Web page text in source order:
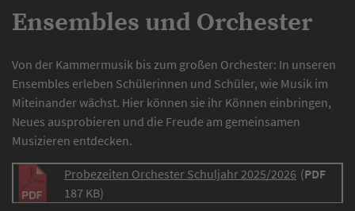
Ensembles und Orchester
Von der Kammermusik bis zum großen Orchester: In unseren
Ensembles erleben Schülerinnen und Schüler, wie Musik im
Miteinander wächst. Hier können sie ihr Können einbringen,
Neues ausprobieren und die Freude am gemeinsamen
Musizieren entdecken.
Probezeiten Orchester Schuljahr 2025/2026 (PDF
187 KB)